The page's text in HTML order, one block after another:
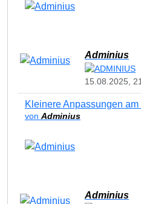
Adminius
15.08.2025,
Kleinere Anpassungen
von Adminius
Adminius